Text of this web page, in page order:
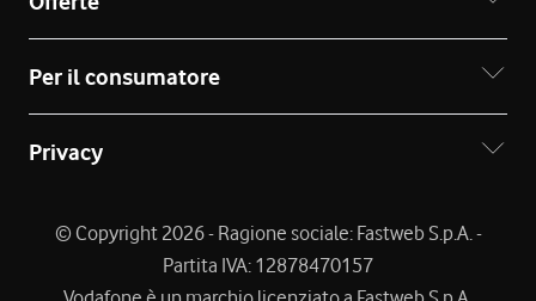
Per il consumatore
Privacy
© Copyright 2026 - Ragione sociale: Fastweb S.p.A. -
Partita IVA: 12878470157